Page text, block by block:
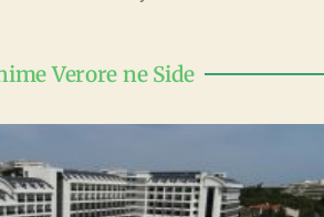
Verore ne Side